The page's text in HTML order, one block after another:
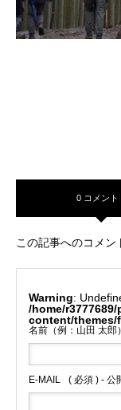
0 コメント
この記事へのコメン
Warning
:
/home/
content/themes/
名前（例：山田 太郎）
E-MAIL ( 必須 ) - 公